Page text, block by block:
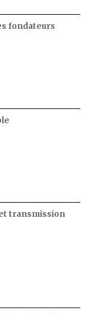
fondateurs
transmission